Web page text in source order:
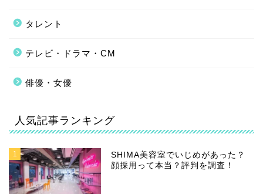
タレント
テレビ・ドラマ・CM
俳優・女優
人気記事ランキング
1
SHIMA美容室でいじめがあった？
顔採用って本当？評判を調査！